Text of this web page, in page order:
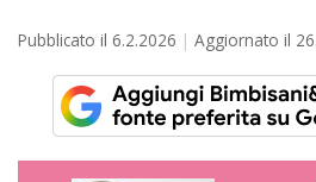
Pubblicato il 6.2.2026 Aggiornato il